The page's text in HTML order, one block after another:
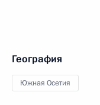
География
Южная Осетия